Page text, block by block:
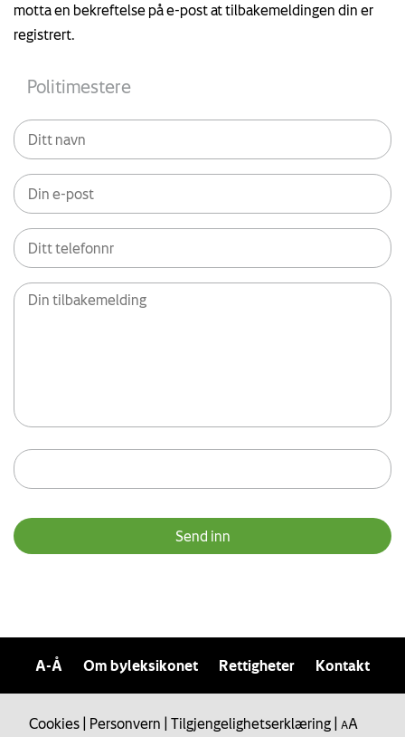
motta en bekreftelse på e-post at tilbakemeldingen din er
registrert.
A-Å Om byleksikonet Rettigheter Kontakt
Cookies Personvern Tilgjengelighetserklæring AA